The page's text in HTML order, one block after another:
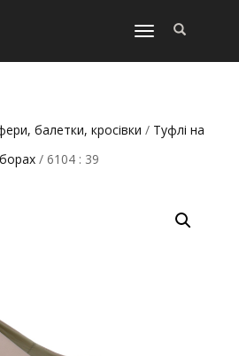
TOGGLE
балетки, кросівки / Туфлі на
/ 6104 : 39